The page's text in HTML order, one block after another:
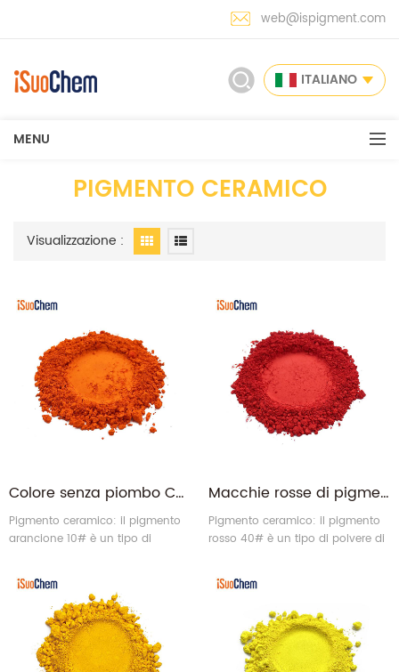
web@ispigment.com
ITALIANO
MENU
PIGMENTO CERAMICO
Visualizzazione :
Colore senza piombo Ceramica inorganica Smalto porcellanato Pigmento ceramico Arancione
Pigmento ceramico: il pigmento
arancione 10# è un tipo di
senza piombo per ceramica.
Macchie rosse di pigmento ceramico in ceramica inorganica resistente al calore all'ingrosso
Pigmento ceramico: il pigmento
rosso 40# è un tipo di polvere di
ecologico.